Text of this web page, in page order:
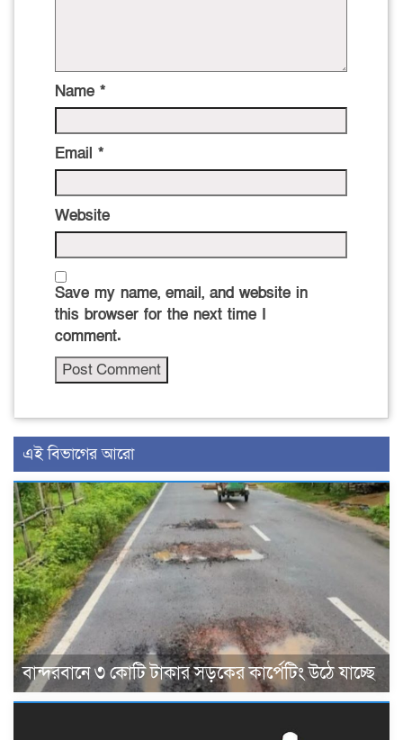
Name *
Email *
Website
Save my name, email, and website in
this browser for the next time I
comment.
এই বিভাগের আরো
বান্দরবানে ৩ কোটি টাকার সড়কের কার্পেটিং উঠে যাচ্ছে